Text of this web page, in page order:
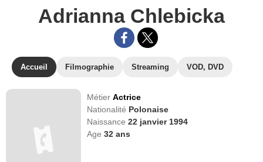
Adrianna Chlebicka
Accueil Filmographie Streaming VOD, DVD
MétierActrice
Nationalité Polonaise
Naissance22 janvier 1994
Age32 ans